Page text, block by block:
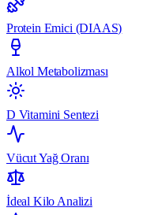
Protein Emici (DIAAS)
Alkol Metabolizması
D Vitamini Sentezi
Vücut Yağ Oranı
İdeal Kilo Analizi